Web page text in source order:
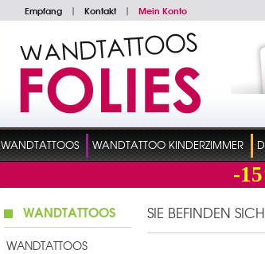
Empfang | Kontakt | Mein Konto
WANDTATTOOS WANDTATTOO KINDERZIMMER
-
WANDTATTOOS
WANDTATTOOS
SIE BEFINDEN